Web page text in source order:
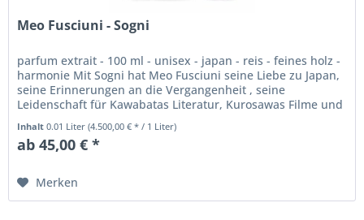
Meo Fusciuni - Sogni
parfum extrait - 100 ml - unisex - japan - reis - feines holz -
harmonie Mit Sogni hat Meo Fusciuni seine Liebe zu Japan,
seine Erinnerungen an die Vergangenheit , seine
Leidenschaft für Kawabatas Literatur, Kurosawas Filme und
Inhalt0.01 Liter(4.500,00 € * / 1 Liter)
ab 45,00 € *
Merken